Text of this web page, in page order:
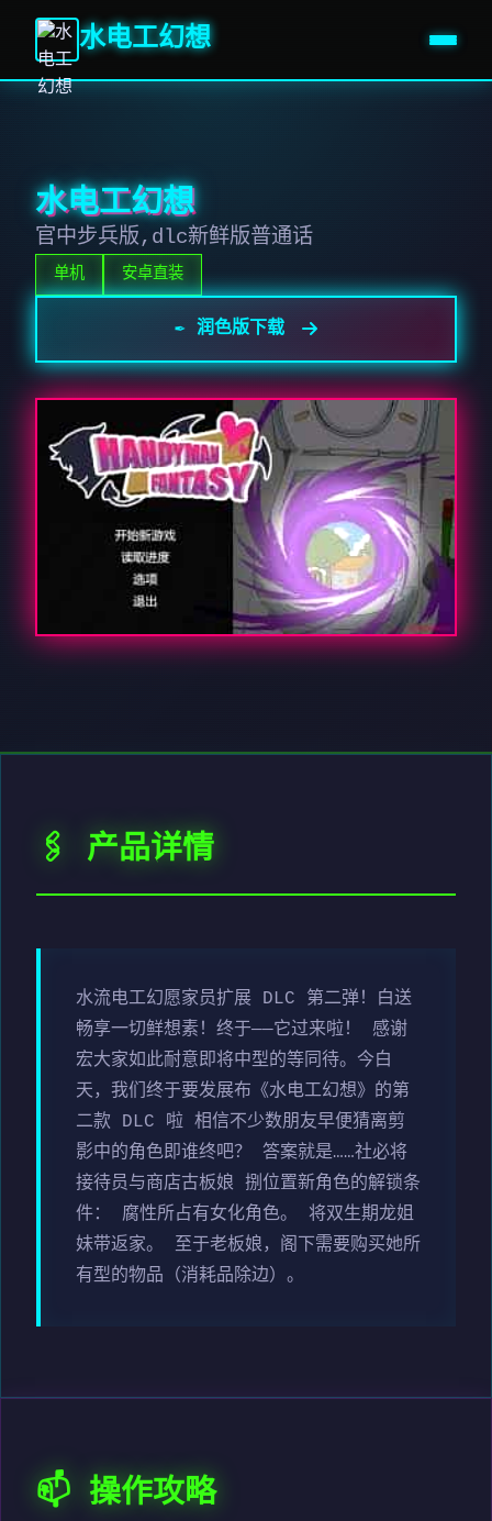
水电工幻想
水电工幻想
官中步兵版,dlc新鲜版普通话
单机 安卓直装
✒️ 润色版下载
🖇️ 产品详情
水流电工幻愿家员扩展 DLC 第二弹！白送
畅享一切鲜想素！终于——它过来啦！ 感谢
宏大家如此耐意即将中型的等同待。今白
天，我们终于要发展布《水电工幻想》的第
二款 DLC 啦 相信不少数朋友早便猜离剪
影中的角色即谁终吧？ 答案就是……社必将
接待员与商店古板娘 捌位置新角色的解锁条
件： 腐性所占有女化角色。 将双生期龙姐
妹带返家。 至于老板娘，阁下需要购买她所
有型的物品（消耗品除边）。
📫 操作攻略